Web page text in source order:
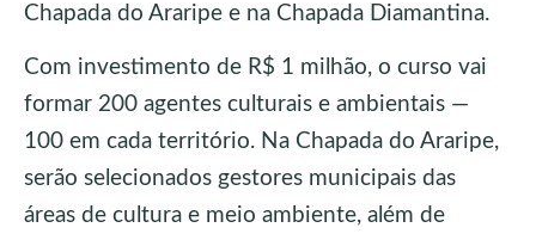
Chapada do Araripe e na Chapada Diamantina.
Com investimento de R$ 1 milhão, o curso vai
formar 200 agentes culturais e ambientais —
100 em cada território. Na Chapada do Araripe,
serão selecionados gestores municipais das
áreas de cultura e meio ambiente, além de